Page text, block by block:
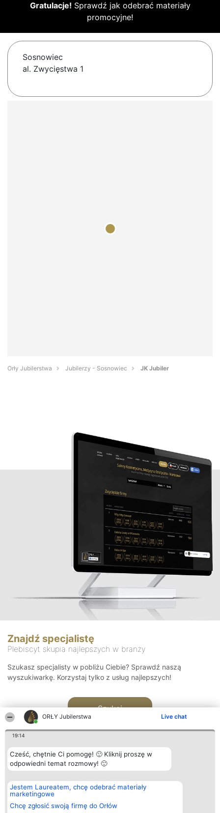
ORŁY Jubilerstwa Live chat
19:14
Cześć, chętnie Ci pomogę! 🙂 Kliknij proszę w
odpowiedni temat rozmowy! 🙂
Jestem Laureatem, chcę odebrać materiały
marketingowe
Chcę zgłosić swoją firmę do Orłów
Gratulacje! Sprawdź jak odebrać materiały
promocyjne!
Sosnowiec
al. Zwycięstwa 1
Orły Jubilerstwa Jubilerzy - Sosnowiec JK Jubiler
Znajdź specjalistę
Plebiscyt skupia najlepszych w branży
Szukasz specjalisty w pobliżu Ciebie? Sprawdź naszą
wyszukiwarkę. Korzystaj tylko z usług najlepszych!
Szukaj
Organizator plebiscytu
Bright Side Solutions sp. z o.
o. sp. k.
ul. Ruska 22
Wrocław 50-079
Plebiscyt
Laureaci
wszystkich
Laureatów
Kontakt
Kontakt